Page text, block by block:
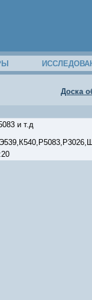
Доска
и т.д